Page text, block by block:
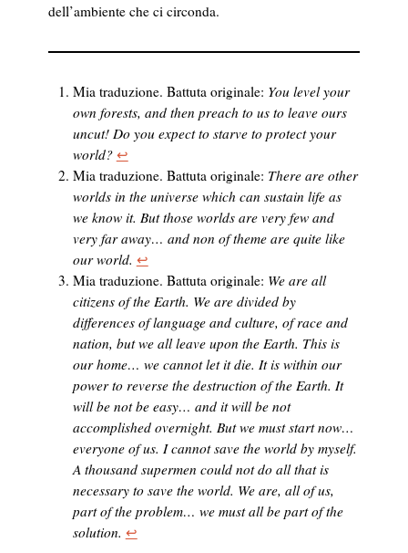
dell’ambiente che ci circonda.
Mia traduzione. Battuta originale: You level your
own forests, and then preach to us to leave ours
uncut! Do you expect to starve to protect your
world? ↩︎
Mia traduzione. Battuta originale: There are other
worlds in the universe which can sustain life as
we know it. But those worlds are very few and
very far away… and non of theme are quite like
our world. ↩︎
Mia traduzione. Battuta originale: We are all
citizens of the Earth. We are divided by
differences of language and culture, of race and
nation, but we all leave upon the Earth. This is
our home… we cannot let it die. It is within our
power to reverse the destruction of the Earth. It
will be not be easy… and it will be not
accomplished overnight. But we must start now…
everyone of us. I cannot save the world by myself.
A thousand supermen could not do all that is
necessary to save the world. We are, all of us,
part of the problem… we must all be part of the
solution. ↩︎